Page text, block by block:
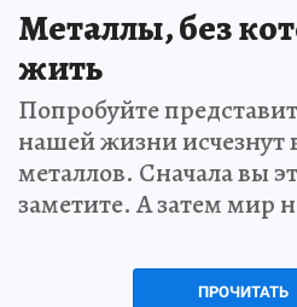
Металлы, без
жить
Попробуйте
нашей жизни исчезнут
металлов. Сначала вы
заметите. А затем мир
ПРОЧИТАТЬ